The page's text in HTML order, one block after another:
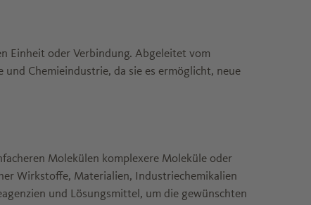
Einheit oder Verbindung. Abgeleitet vom
und Chemieindustrie, da sie es ermöglicht, neue
Molekülen komplexere Moleküle oder
Wirkstoffe, Materialien, Industriechemikalien
und Lösungsmittel, um die gewünschten